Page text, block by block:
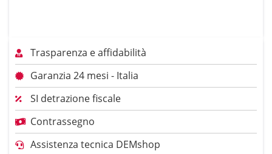
Trasparenza e affidabilità
Garanzia 24 mesi - Italia
SI detrazione fiscale
Contrassegno
Assistenza tecnica DEMshop